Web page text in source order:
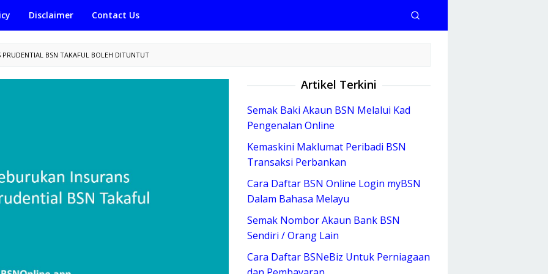
Disclaimer Contact Us
PRUDENTIAL BSN TAKAFUL BOLEH DITUNTUT
Artikel Terkini
Semak Baki Akaun BSN Melalui Kad
Pengenalan Online
Kemaskini Maklumat Peribadi BSN
Transaksi Perbankan
Cara Daftar BSN Online Login myBSN
Dalam Bahasa Melayu
Semak Nombor Akaun Bank BSN
Sendiri / Orang Lain
Cara Daftar BSNeBiz Untuk Perniagaan